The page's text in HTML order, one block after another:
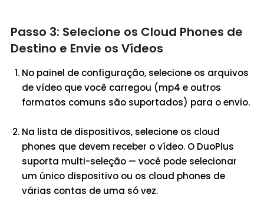
Passo 3: Selecione os Cloud Phones de
Destino e Envie os Vídeos
No painel de configuração, selecione os arquivos
de vídeo que você carregou (mp4 e outros
formatos comuns são suportados) para o envio.
Na lista de dispositivos, selecione os cloud
phones que devem receber o vídeo. O DuoPlus
suporta multi-seleção — você pode selecionar
um único dispositivo ou os cloud phones de
várias contas de uma só vez.